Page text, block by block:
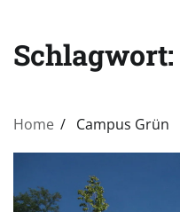
Schlagwort:
Home Campus Grün